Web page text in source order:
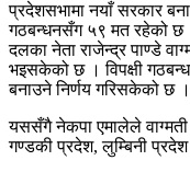
प्रदेशसभामा नयाँ सरकार
गठबन्धनसँग ५९ मत रहेको छ
दलका नेता राजेन्द्र पाण्डे
भइसकेको छ । विपक्षी
बनाउने निर्णय गरिसकेको छ ।
यससँगै नेकपा एमालेले
गण्डकी प्रदेश, लुम्बिनी